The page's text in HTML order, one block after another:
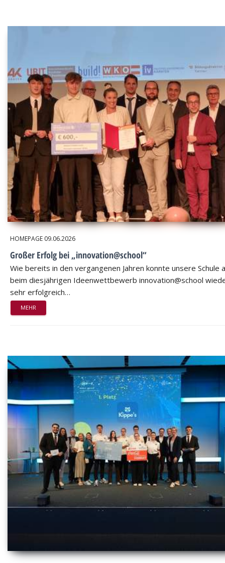
HOMEPAGE 09.06.2026
Großer Erfolg bei „innovation@school“
Wie bereits in den vergangenen Jahren konnte unsere Schule
beim diesjährigen Ideenwettbewerb innovation@school
sehr erfolgreich…
MEHR